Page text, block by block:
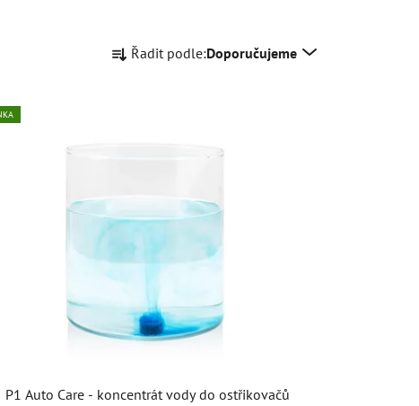
a
o
ů
Řadit podle:Doporučujeme
P1 Auto Care - koncentrát vody do ostřikovačů